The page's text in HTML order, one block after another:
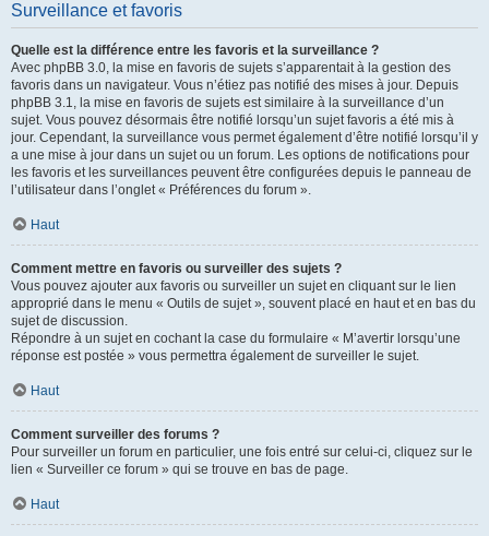
Surveillance et favoris
Quelle est la différence entre les favoris et la surveillance ?
Avec phpBB 3.0, la mise en favoris de sujets s’apparentait à la gestion des
favoris dans un navigateur. Vous n’étiez pas notifié des mises à jour. Depuis
phpBB 3.1, la mise en favoris de sujets est similaire à la surveillance d’un
sujet. Vous pouvez désormais être notifié lorsqu’un sujet favoris a été mis à
jour. Cependant, la surveillance vous permet également d’être notifié lorsqu’il y
a une mise à jour dans un sujet ou un forum. Les options de notifications pour
les favoris et les surveillances peuvent être configurées depuis le panneau de
l’utilisateur dans l’onglet « Préférences du forum ».
Haut
Comment mettre en favoris ou surveiller des sujets ?
Vous pouvez ajouter aux favoris ou surveiller un sujet en cliquant sur le lien
approprié dans le menu « Outils de sujet », souvent placé en haut et en bas du
sujet de discussion.
Répondre à un sujet en cochant la case du formulaire « M’avertir lorsqu’une
réponse est postée » vous permettra également de surveiller le sujet.
Haut
Comment surveiller des forums ?
Pour surveiller un forum en particulier, une fois entré sur celui-ci, cliquez sur le
lien « Surveiller ce forum » qui se trouve en bas de page.
Haut